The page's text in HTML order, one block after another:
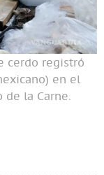
cerdo registró
en el
de la Carne.